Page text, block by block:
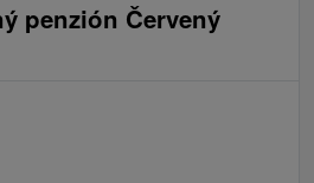
penzión Červený